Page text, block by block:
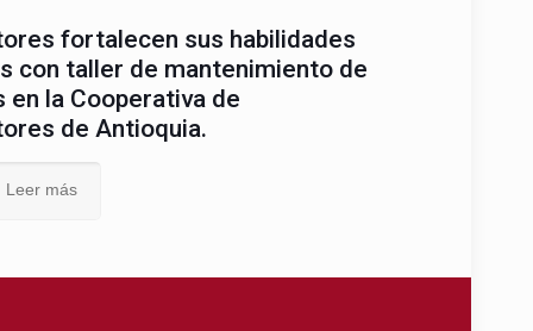
fortalecen sus habilidades
con taller de mantenimiento de
en la Cooperativa de
de Antioquia.
Leer más